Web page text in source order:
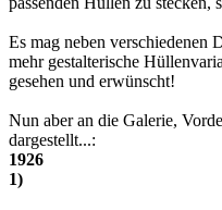
Es mag neben verschiedenen
mehr gestalterische
gesehen und erwünscht!
Nun aber an die Galerie,
dargestellt...:
1926
1)